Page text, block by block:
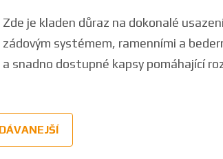
Zde je kladen důraz na dokonalé
zádovým systémem, ramenními a
a snadno dostupné kapsy pomáhající